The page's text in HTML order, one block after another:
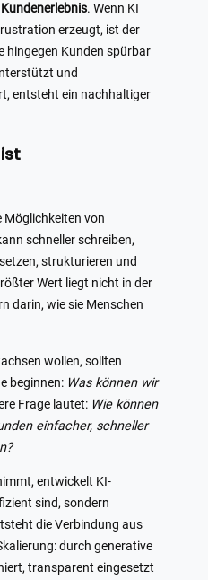
. Wenn KI
erzeugt, ist der
hingegen Kunden spürbar
und
entsteht ein nachhaltiger
Möglichkeiten von
schneller schreiben,
strukturieren und
Wert liegt nicht in der
darin, wie sie Menschen
wollen, sollten
beginnen: Was können wir
Frage lautet: Wie können
einfacher, schneller
entwickelt KI-
sind, sondern
die Verbindung aus
durch generative
transparent eingesetzt